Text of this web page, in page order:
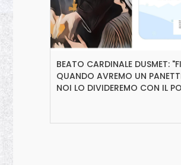
BEATO CARDINALE DUSMET:
QUANDO AVREMO UN
NOI LO DIVIDEREMO CON IL